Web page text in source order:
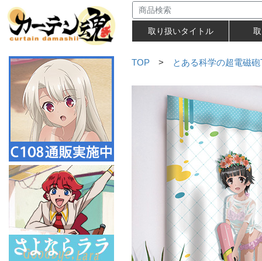
取り扱いタイトル
TOP > とある科学の超電磁砲